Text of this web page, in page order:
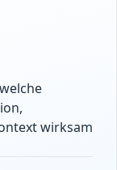
wirksam